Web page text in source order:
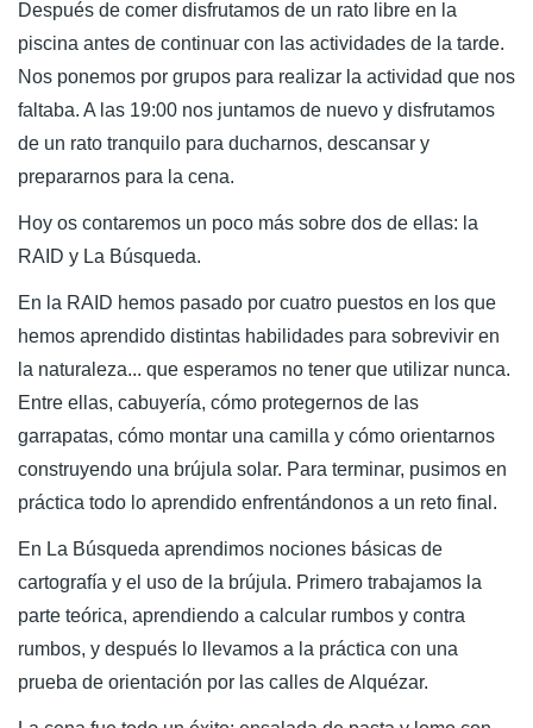
Después de comer disfrutamos de un rato libre en la
piscina antes de continuar con las actividades de la tarde.
Nos ponemos por grupos para realizar la actividad que nos
faltaba. A las 19:00 nos juntamos de nuevo y disfrutamos
de un rato tranquilo para ducharnos, descansar y
prepararnos para la cena.
Hoy os contaremos un poco más sobre dos de ellas: la
RAID y La Búsqueda.
En la RAID hemos pasado por cuatro puestos en los que
hemos aprendido distintas habilidades para sobrevivir en
la naturaleza... que esperamos no tener que utilizar nunca.
Entre ellas, cabuyería, cómo protegernos de las
garrapatas, cómo montar una camilla y cómo orientarnos
construyendo una brújula solar. Para terminar, pusimos en
práctica todo lo aprendido enfrentándonos a un reto final.
En La Búsqueda aprendimos nociones básicas de
cartografía y el uso de la brújula. Primero trabajamos la
parte teórica, aprendiendo a calcular rumbos y contra
rumbos, y después lo llevamos a la práctica con una
prueba de orientación por las calles de Alquézar.